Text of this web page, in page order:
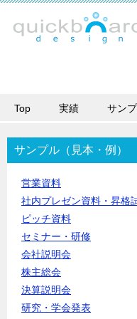
Top 実績 サン
サンプル（見本・例）
営業資料
社内プレゼン資料・昇格
ピッチ資料
セミナー・研修
会社説明会
株主総会
決算説明会
研究・学会発表